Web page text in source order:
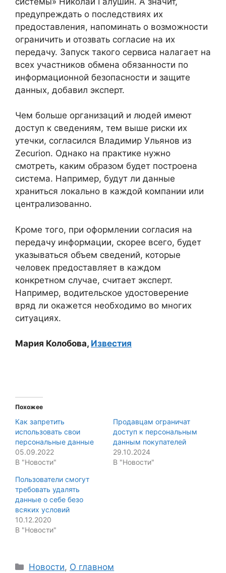
предупреждать о последствиях их
предоставления, напоминать о возможности
ограничить и отозвать согласие на их
передачу. Запуск такого сервиса налагает на
всех участников обмена обязанности по
информационной безопасности и защите
данных, добавил эксперт.
Чем больше организаций и людей имеют
доступ к сведениям, тем выше риски их
утечки, согласился Владимир Ульянов из
Zecurion. Однако на практике нужно
смотреть, каким образом будет построена
система. Например, будут ли данные
храниться локально в каждой компании или
централизованно.
Кроме того, при оформлении согласия на
передачу информации, скорее всего, будет
указываться объем сведений, которые
человек предоставляет в каждом
конкретном случае, считает эксперт.
Например, водительское удостоверение
вряд ли окажется необходимо во многих
ситуациях.
Мария Колобова, Известия
Похожее
Как запретить
использовать свои
персональные данные
05.09.2022
В "Новости"
Продавцам ограничат
доступ к персональным
данным покупателей
29.10.2024
В "Новости"
Пользователи смогут
требовать удалять
данные о себе безо
всяких условий
10.12.2020
В "Новости"
Categories
Новости, О главном